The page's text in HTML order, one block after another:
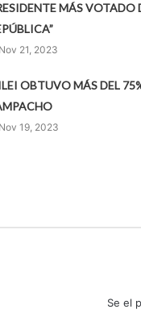
MÁS VOTADO
Nov 21, 2023
OBTUVO MÁS DEL
Nov 19, 2023
Se el